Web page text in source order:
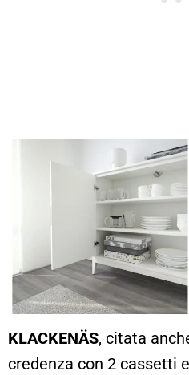
KLACKENÄS, citata
credenza con 2 cassetti